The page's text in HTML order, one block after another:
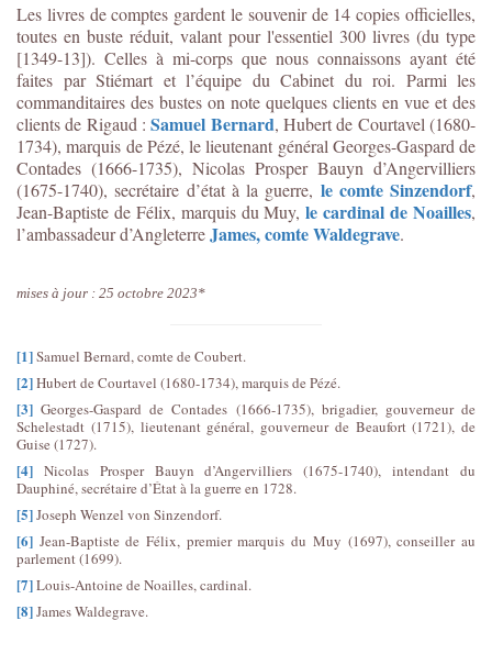
Les livres de comptes gardent le souvenir de 14 copies officielles,
toutes en buste réduit, valant pour l'essentiel 300 livres (du type
[1349-13]). Celles à mi-corps que nous connaissons ayant été
faites par Stiémart et l’équipe du Cabinet du roi. Parmi les
commanditaires des bustes on note quelques clients en vue et des
clients de Rigaud :Samuel Bernard, Hubert de Courtavel (1680-
1734), marquis de Pézé, le lieutenant général Georges-Gaspard de
Contades (1666-1735), Nicolas Prosper Bauyn d’Angervilliers
(1675-1740), secrétaire d’état à la guerre, le comte Sinzendorf,
Jean-Baptiste de Félix, marquis du Muy,le cardinal de Noailles,
l’ambassadeur d’AngleterreJames, comte Waldegrave.
mises à jour : 25 octobre 2023*
[1]Samuel Bernard, comte de Coubert.
[2]Hubert de Courtavel (1680-1734), marquis de Pézé.
[3] Georges-Gaspard de Contades (1666-1735), brigadier, gouverneur de
Schelestadt (1715), lieutenant général, gouverneur de Beaufort (1721), de
Guise (1727).
[4] Nicolas Prosper Bauyn d’Angervilliers (1675-1740), intendant du
Dauphiné, secrétaire d’État à la guerre en 1728.
[5]Joseph Wenzel von Sinzendorf.
[6] Jean-Baptiste de Félix, premier marquis du Muy (1697), conseiller au
parlement (1699).
[7]Louis-Antoine de Noailles, cardinal.
[8]James Waldegrave.